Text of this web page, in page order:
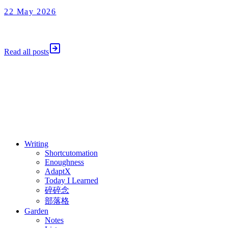
22 May 2026
Read all posts
Writing
Shortcutomation
Enoughness
AdaptX
Today I Learned
碎碎念
部落格
Garden
Notes